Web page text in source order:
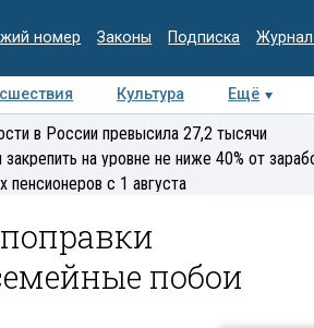
номер Законы Подписка
Культура Ещё
Интервью Колумнисты
в России превысила 27,2 тысячи
на уровне не ниже 40% от
пенсионеров с 1 августа
побои